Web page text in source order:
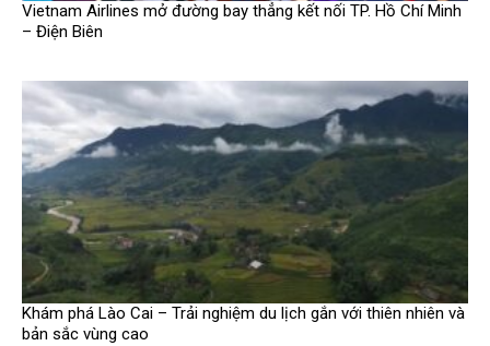
Vietnam Airlines mở đường bay thẳng kết nối TP. Hồ Chí Minh
– Điện Biên
Khám phá Lào Cai – Trải nghiệm du lịch gắn với thiên nhiên và
bản sắc vùng cao